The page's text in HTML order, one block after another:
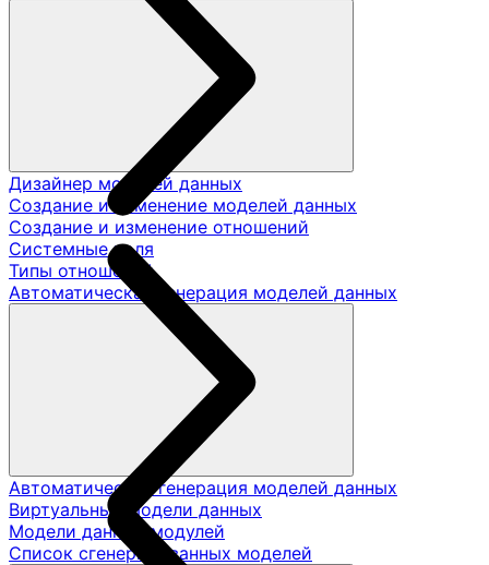
Дизайнер моделей данных
Создание и изменение моделей данных
Создание и изменение отношений
Системные поля
Типы отношений
Автоматическая генерация моделей данных
Автоматическая генерация моделей данных
Виртуальные модели данных
Модели данных модулей
Список сгенерированных моделей